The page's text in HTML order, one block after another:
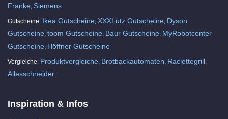
Franke Siemens
Gutscheine: Ikea Gutscheine XXXLutz Gutscheine Dyson
Gutscheine toom Gutscheine Baur Gutscheine MyRobotcenter
Gutscheine Höffner Gutscheine
Vergleiche: Produktvergleiche Brotbackautomaten Raclettegrill
Allesschneider
Inspiration & Infos